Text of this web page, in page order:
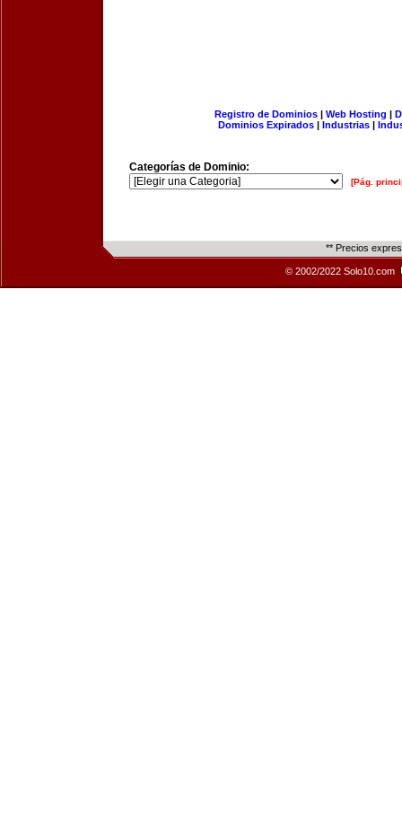
Registro de Dominios| Web Hosting |
Dominios Expirados | Industrias |
Categorías de Dominio:
[Pág.
** Precios
© 2002/2022 Solo10.com